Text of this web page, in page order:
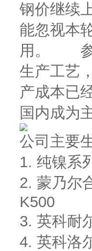
钢价继续
能忽视本
用。 参
生产工艺
产成本已
国内成为
公司主要
1. 纯镍系
2. 蒙乃尔
K500
3. 英科耐
4. 英科洛